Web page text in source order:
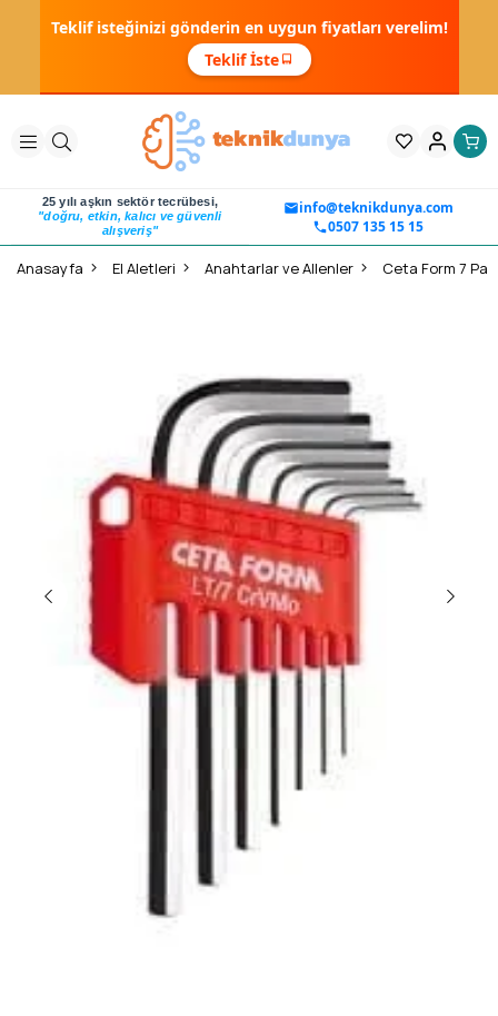
Teklif isteğinizi gönderin en uygun fiyatları verelim!
Teklif İste
25 yılı aşkın sektör tecrübesi,
"doğru, etkin, kalıcı ve güvenli
alışveriş"
info@teknikdunya.com
0507 135 15 15
Anasayfa El Aletleri Anahtarlar ve Allenler